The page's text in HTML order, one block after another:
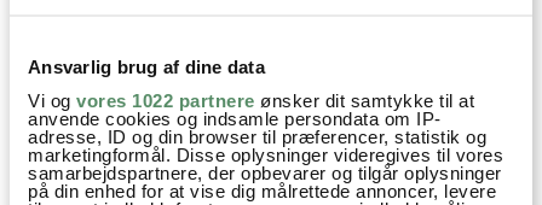
Ansvarlig brug af dine data
Vi og vores 1022 partnere ønsker dit samtykke til at
anvende cookies og indsamle persondata om IP-
adresse, ID og din browser til præferencer, statistik og
marketingformål. Disse oplysninger videregives til vores
samarbejdspartnere, der opbevarer og tilgår oplysninger
på din enhed for at vise dig målrettede annoncer, levere
ÆG OG OST BAGT I
BRØDSKÅL
ÆG MED SERRANOSKINKE
OG TOMAT